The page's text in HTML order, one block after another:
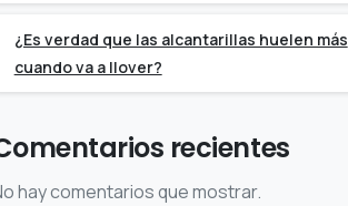
¿Es verdad que las alcantarillas huelen más
cuando va a llover?
recientes
hay comentarios que mostrar.